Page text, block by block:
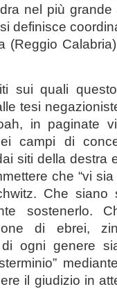
nel più grande
definisce
(Reggio
sui quali
tesi
in paginate
campi di
siti della destra
che “vi
Che siano
sostenerlo.
di ebrei,
di ogni genere
il giudizio in